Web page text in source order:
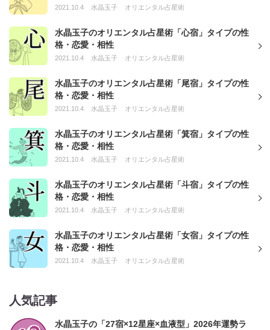
2021.10.4 水晶玉子 オリエンタル占星術
水晶玉子のオリエンタル占星術「心宿」タイプの性
格・恋愛・相性
2021.10.4 水晶玉子 オリエンタル占星術
水晶玉子のオリエンタル占星術「尾宿」タイプの性
格・恋愛・相性
2021.10.4 水晶玉子 オリエンタル占星術
水晶玉子のオリエンタル占星術「箕宿」タイプの性
格・恋愛・相性
2021.10.4 水晶玉子 オリエンタル占星術
水晶玉子のオリエンタル占星術「斗宿」タイプの性
格・恋愛・相性
2021.10.4 水晶玉子 オリエンタル占星術
水晶玉子のオリエンタル占星術「女宿」タイプの性
格・恋愛・相性
2021.10.4 水晶玉子 オリエンタル占星術
人気記事
水晶玉子の「27宿×12星座×血液型」2026年運勢ラ